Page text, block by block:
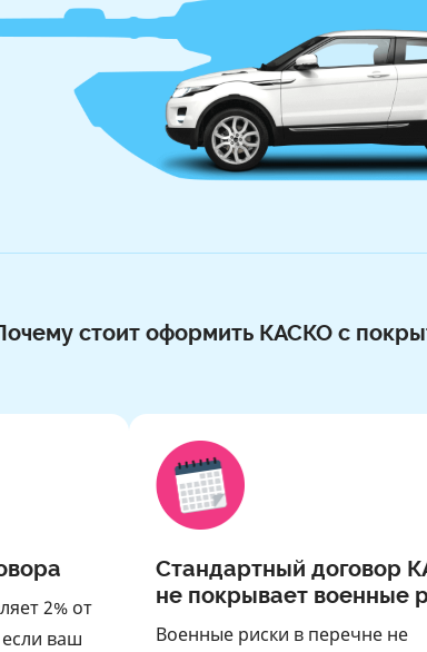
стоит оформить КАСКО с
2% от
ваш
Стандартный договор
не покрывает военные
Военные риски в перечне не